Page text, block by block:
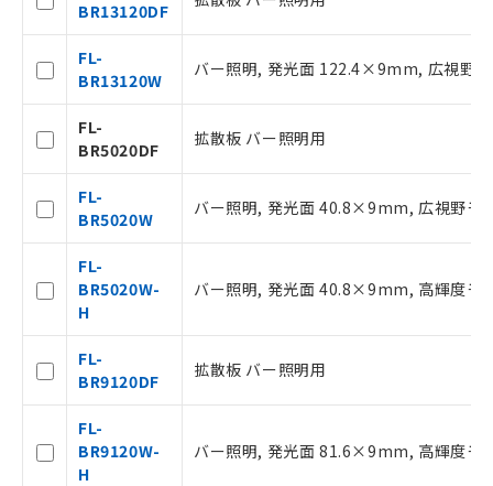
BR13120DF
FL-
BR13120W
バー照明, 発光面 122.4×9mm, 広視野
FL-
BR5020DF
拡散板 バー照明用
FL-
BR5020W
バー照明, 発光面 40.8×9mm, 広視野モ
FL-
BR5020W-
H
バー照明, 発光面 40.8×9mm, 高輝度モ
FL-
BR9120DF
拡散板 バー照明用
FL-
BR9120W-
H
バー照明, 発光面 81.6×9mm, 高輝度モ
号
一定数以上の在庫あり
△ 一定数には満たないが在庫あり
－
たはお客様担当のオムロン制御
白
情報を公開していない機種
準価格とは異なる場合があることをご
了承ください。
正式な納期状況および標準価格はお客
様のお取引先、またはお客様担当のオ
ムロン制御機器販売店・当社販売員に
ご相談ください。
オムロン制御機器販売店や当社販売拠
点は「販売ネットワーク
」をご確認
ください。
在庫状況および標準価格結果を当社の
事前の承諾なく第三者に漏洩または開
マイパーツ機能（部品リスト作成サー
メンバーズにご登録されている必要が
あります。
お客様が当ウェブサイト上で当社にご
登録された部品リストについて、当社
品・サービスに関するお客様との取